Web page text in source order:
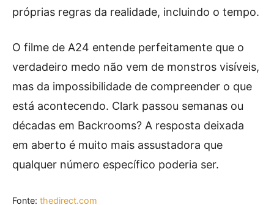
próprias regras da realidade, incluindo o tempo.
O filme de A24 entende perfeitamente que o
verdadeiro medo não vem de monstros visíveis,
mas da impossibilidade de compreender o que
está acontecendo. Clark passou semanas ou
décadas em Backrooms? A resposta deixada
em aberto é muito mais assustadora que
qualquer número específico poderia ser.
Fonte: thedirect.com